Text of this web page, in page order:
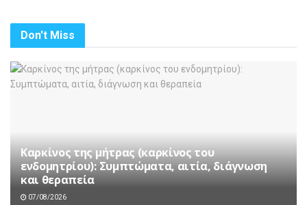
Don't Miss
Καρκίνος της μήτρας (καρκίνος του
ενδομητρίου): Συμπτώματα, αιτία, διάγνωση
και θεραπεία
07/08/2026